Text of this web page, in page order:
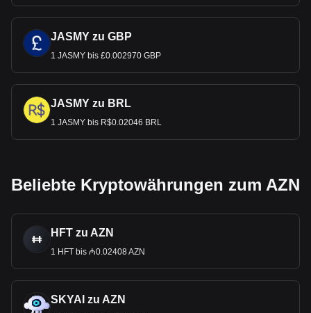
JASMY zu GBP
1 JASMY bis £0.002970 GBP
JASMY zu BRL
1 JASMY bis R$0.02046 BRL
Beliebte Kryptowährungen zum AZN
HFT zu AZN
1 HFT bis ₼0.02408 AZN
SKYAI zu AZN